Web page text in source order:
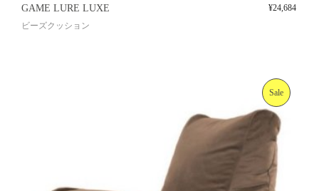
GAME LURE LUXE
ビーズクッション
¥24,684
Sale